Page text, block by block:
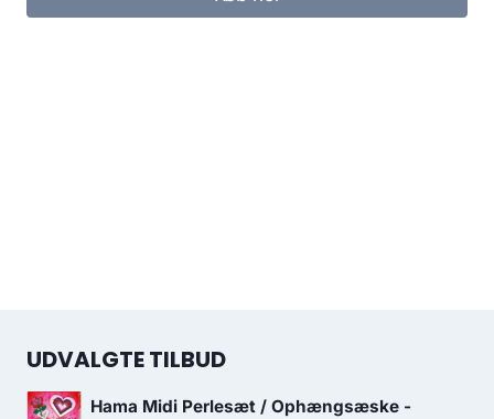
UDVALGTE TILBUD
Hama Midi Perlesæt / Ophængsæske -